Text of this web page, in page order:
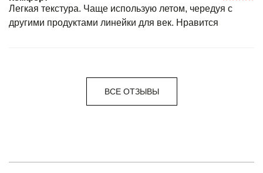
Легкая текстура. Чаще использую летом, чередуя с
другими продуктами линейки для век. Нравится
ВСЕ ОТЗЫВЫ